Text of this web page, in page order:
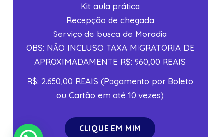
Kit aula prática
Recepção de chegada
Serviço de busca de Moradia
OBS: NÃO INCLUSO TAXA MIGRATÓRIA DE
APROXIMADAMENTE R$: 960,00 REAIS
R$: 2.650,00 REAIS (Pagamento por Boleto
ou Cartão em até 10 vezes)
CLIQUE EM MIM